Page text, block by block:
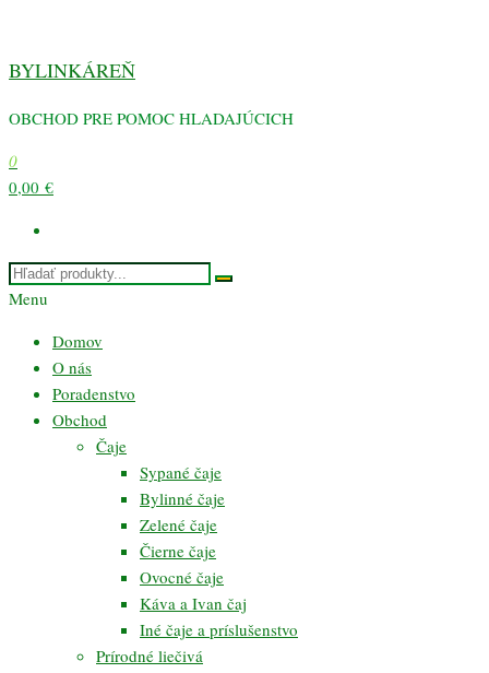
obsah
BYLINKÁREŇ
OBCHOD PRE POMOC HLADAJÚCICH
0
0,00 €
Menu
Domov
O nás
Poradenstvo
Obchod
Čaje
Sypané čaje
Bylinné čaje
Zelené čaje
Čierne čaje
Ovocné čaje
Káva a Ivan čaj
Iné čaje a príslušenstvo
Prírodné liečivá